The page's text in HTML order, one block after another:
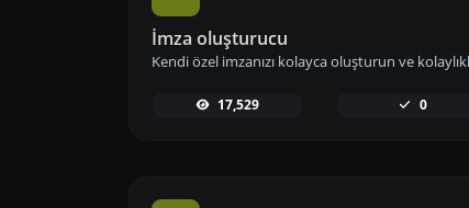
İmza oluşturucu
17,529 0